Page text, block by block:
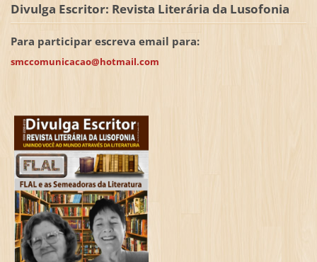
Divulga Escritor: Revista Literária da Lusofonia
Para participar escreva email para:
smccomunicacao@hotmail.com